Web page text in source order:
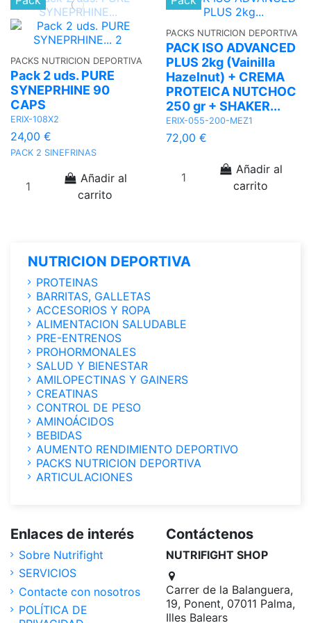
PACKS NUTRICION DEPORTIVA
Pack 2 uds. PURE
SYNEPRHINE 90
CAPS
ERIX-108X2
24,00 €
PACK 2 SINEFRINAS
Añadir al
carrito
PACKS NUTRICION DEPORTIVA
PACK ISO ADVANCED
PLUS 2kg (Vainilla
Hazelnut) + CREMA
PROTEICA NUTCHOC
250 gr + SHAKER...
ERIX-055-200-MEZ1
72,00 €
Añadir al
carrito
NUTRICION DEPORTIVA
PROTEINAS
BARRITAS, GALLETAS
ACCESORIOS Y ROPA
ALIMENTACION SALUDABLE
PRE-ENTRENOS
PROHORMONALES
SALUD Y BIENESTAR
AMILOPECTINAS Y GAINERS
CREATINAS
CONTROL DE PESO
AMINOÁCIDOS
BEBIDAS
AUMENTO RENDIMIENTO DEPORTIVO
PACKS NUTRICION DEPORTIVA
ARTICULACIONES
Enlaces de interés
Sobre Nutrifight
SERVICIOS
Contacte con nosotros
POLÍTICA DE
Contáctenos
NUTRIFIGHT SHOP
Carrer de la Balanguera,
19, Ponent, 07011 Palma,
Illes Balears